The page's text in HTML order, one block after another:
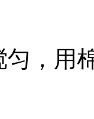
匀，用